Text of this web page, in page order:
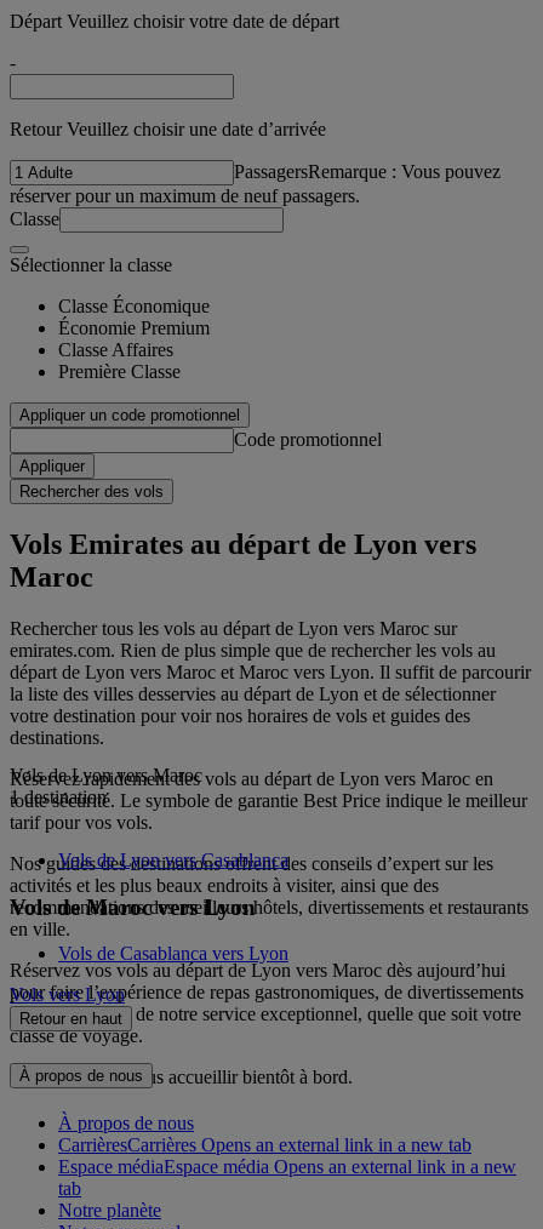
Départ Veuillez choisir votre date de départ
-
Retour Veuillez choisir une date d’arrivée
PassagersRemarque : Vous pouvez
réserver pour un maximum de neuf passagers.
Classe
Sélectionner la classe
Classe Économique
Économie Premium
Classe Affaires
Première Classe
Appliquer un code promotionnel
Code promotionnel
Appliquer
Rechercher des vols
Vols Emirates au départ de Lyon vers
Maroc
Rechercher tous les vols au départ de Lyon vers Maroc sur
emirates.com. Rien de plus simple que de rechercher les vols au
départ de Lyon vers Maroc et Maroc vers Lyon. Il suffit de parcourir
la liste des villes desservies au départ de Lyon et de sélectionner
votre destination pour voir nos horaires de vols et guides des
destinations.
Réservez rapidement des vols au départ de Lyon vers Maroc en
toute sécurité. Le symbole de garantie Best Price indique le meilleur
tarif pour vos vols.
Nos guides des destinations offrent des conseils d’expert sur les
activités et les plus beaux endroits à visiter, ainsi que des
recommandations des meilleurs hôtels, divertissements et restaurants
en ville.
Réservez vos vols au départ de Lyon vers Maroc dès aujourd’hui
pour faire l’expérience de repas gastronomiques, de divertissements
primés en vol et de notre service exceptionnel, quelle que soit votre
classe de voyage.
Nous espérons vous accueillir bientôt à bord.
Vols de Lyon vers Maroc
1 destination
Vols de Lyon vers Casablanca
Vols de Maroc vers Lyon
Vols de Casablanca vers Lyon
Vols vers Lyon
Retour en haut
À propos de nous
À propos de nous
CarrièresCarrières Opens an external link in a new tab
Espace médiaEspace média Opens an external link in a new
tab
Notre planète